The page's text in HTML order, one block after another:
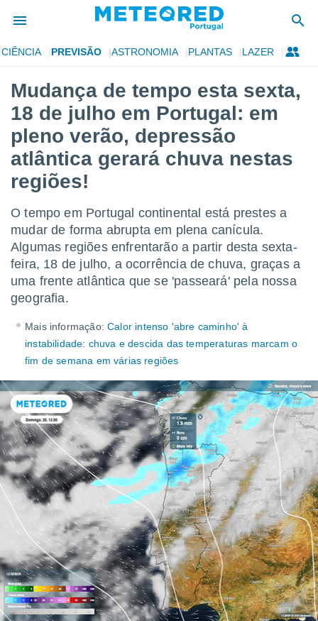
da
foi
para
as
fornecidas
a este
das
e
forma
digital
ou
a nossa
de alta
botão
ao
a
todos os
ou
o
no
como
ACEITAR
E
CONTINUAR
CONFIGURAÇÕES
CIÊNCIA PREVISÃO ASTRONOMIA PLANTAS LAZER
Mudança de tempo esta sexta,
18 de julho em Portugal: em
pleno verão, depressão
atlântica gerará chuva nestas
regiões!
O tempo em Portugal continental está prestes a
mudar de forma abrupta em plena canícula.
Algumas regiões enfrentarão a partir desta sexta-
feira, 18 de julho, a ocorrência de chuva, graças a
uma frente atlântica que se 'passeará' pela nossa
geografia.
Mais informação:Calor intenso 'abre caminho' à
instabilidade: chuva e descida das temperaturas marcam o
fim de semana em várias regiões